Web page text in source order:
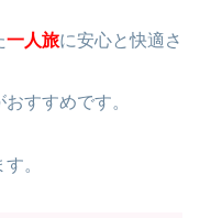
一人旅に安心と快適さ
すすめです。
。